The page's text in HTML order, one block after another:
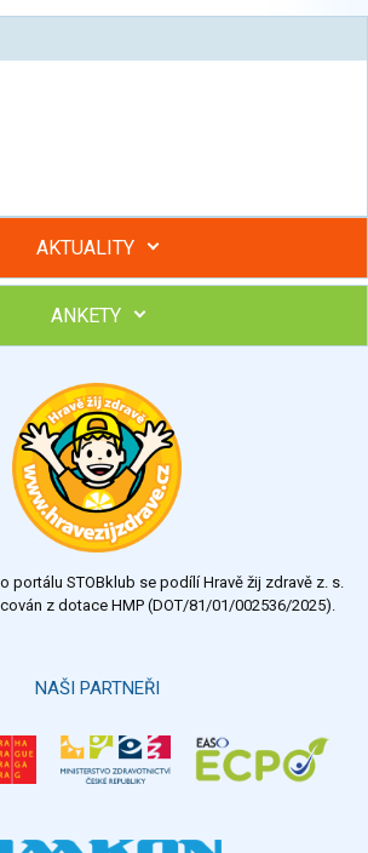
AKTUALITY
lektorky a skupiny v kurzech STOBu
Najděte si odborníka STOBu ve
ANKETY
Všechny ankety
portálu STOBklub se podílí Hravě žij zdravě z. s.
z dotace HMP (DOT/81/01/002536/2025).
NAŠI PARTNEŘI